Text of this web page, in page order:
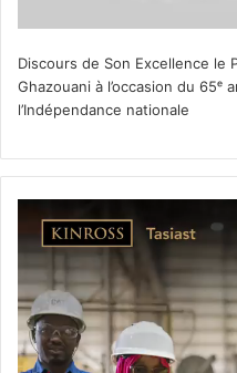
Discours de Son Excellence le
Ghazouani à l’occasion du 65ᵉ
l’Indépendance nationale